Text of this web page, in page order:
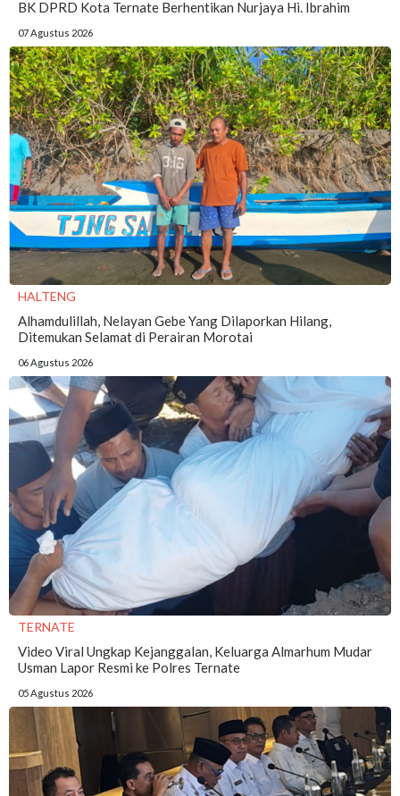
BK DPRD Kota Ternate Berhentikan Nurjaya Hi. Ibrahim
07 Agustus 2026
HALTENG
Alhamdulillah, Nelayan Gebe Yang Dilaporkan Hilang,
Ditemukan Selamat di Perairan Morotai
06 Agustus 2026
TERNATE
Video Viral Ungkap Kejanggalan, Keluarga Almarhum Mudar
Usman Lapor Resmi ke Polres Ternate
05 Agustus 2026